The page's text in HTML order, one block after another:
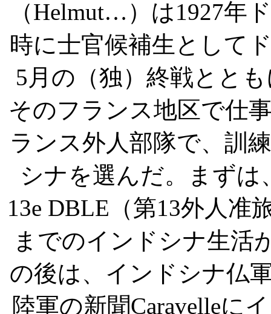
（Helmut… ）は1927年
時に士官候補生として
5 月の（独）終戦とと
そのフランス地区で仕
ランス外人部隊で、訓
シナを選んだ。まず
13e DBLE （第13外人准
までのインドシナ生活
の後は、インドシナ仏
陸軍の新聞Caravelleに